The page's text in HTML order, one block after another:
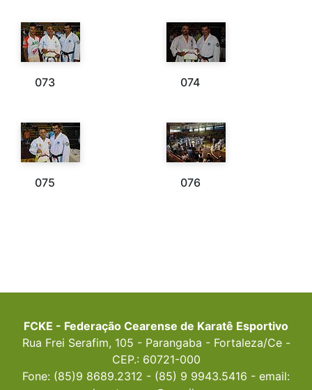
073 074
075 076
FCKE - Federação Cearense de Karatê Esportivo
Rua Frei Serafim, 105 - Parangaba - Fortaleza/Ce -
CEP.: 60721-000
Fone: (85)9 8689.2312 - (85) 9 9943.5416 - email: